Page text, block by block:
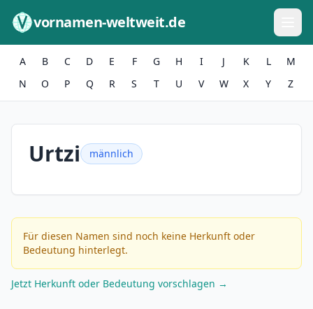
vornamen-weltweit.de
A B C D E F G H I J K L
M
N
O P Q R S T U V W X Y Z
Urtzi männlich
Für diesen Namen sind noch keine Herkunft oder
Bedeutung hinterlegt.
Jetzt Herkunft oder Bedeutung vorschlagen →